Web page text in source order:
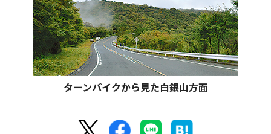
ターンパイクから見た白銀山方面